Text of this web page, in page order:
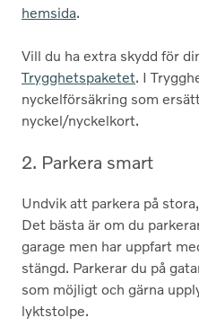
hemsida.
Vill du ha extra skydd för
Trygghetspaketet. I
nyckelförsäkring som
nyckel/nyckelkort.
2. Parkera smart
Undvik att parkera på
Det bästa är om du
garage men har uppfart
stängd. Parkerar du på
som möjligt och gärna
lyktstolpe.